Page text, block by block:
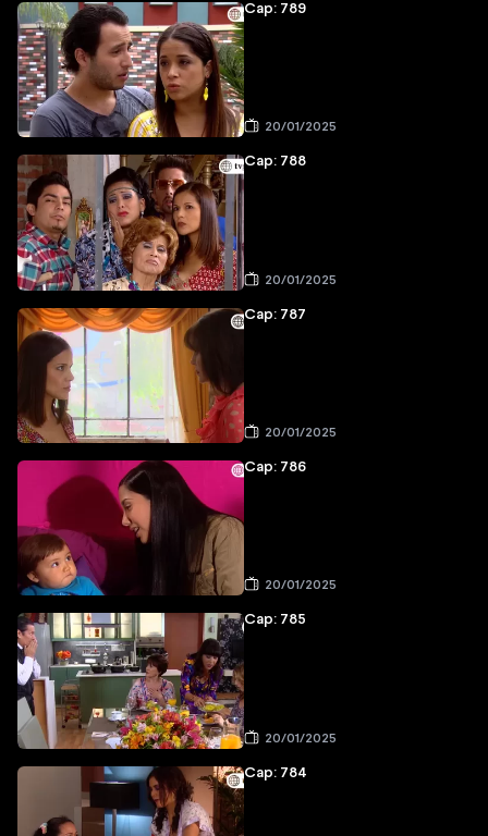
Cap: 789
20/01/2025
Cap: 788
20/01/2025
Cap: 787
20/01/2025
Cap: 786
20/01/2025
Cap: 785
20/01/2025
Cap: 784